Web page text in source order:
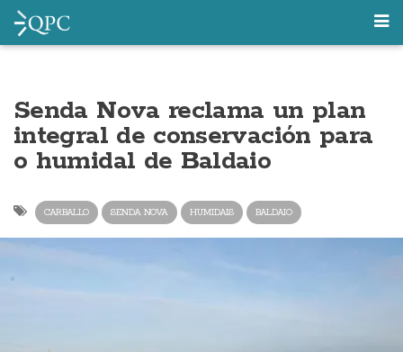
Senda Nova reclama un plan
integral de conservación para
o humidal de Baldaio
CARBALLO SENDA NOVA HUMIDAIS BALDAIO